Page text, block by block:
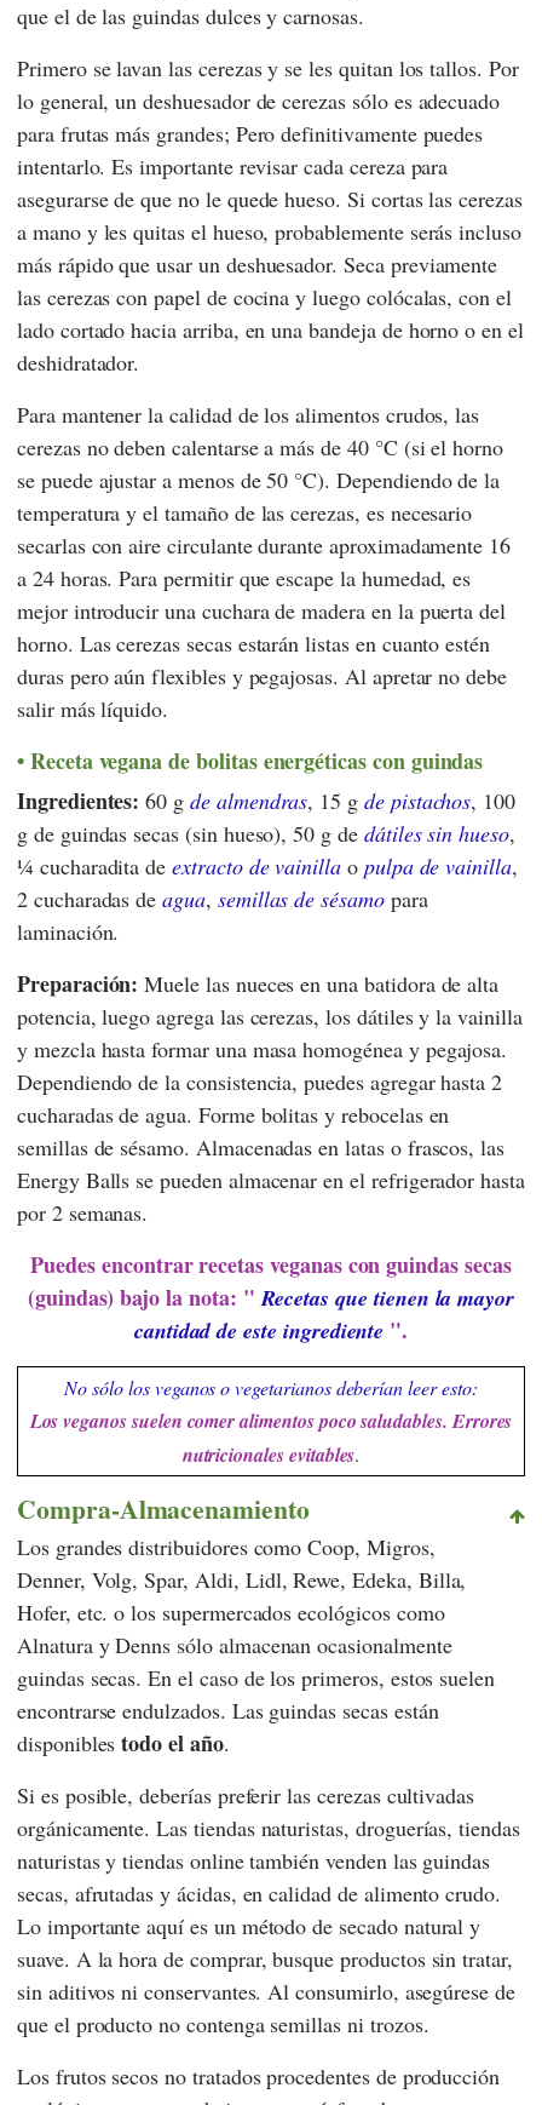
que el de las guindas dulces y carnosas.
Primero se lavan las cerezas y se les quitan los tallos. Por
lo general, un deshuesador de cerezas sólo es adecuado
para frutas más grandes; Pero definitivamente puedes
intentarlo. Es importante revisar cada cereza para
asegurarse de que no le quede hueso. Si cortas las cerezas
a mano y les quitas el hueso, probablemente serás incluso
más rápido que usar un deshuesador. Seca previamente
las cerezas con papel de cocina y luego colócalas, con el
lado cortado hacia arriba, en una bandeja de horno o en el
deshidratador.
Para mantener la calidad de los alimentos crudos, las
cerezas no deben calentarse a más de 40 °C (si el horno
se puede ajustar a menos de 50 °C). Dependiendo de la
temperatura y el tamaño de las cerezas, es necesario
secarlas con aire circulante durante aproximadamente 16
a 24 horas. Para permitir que escape la humedad, es
mejor introducir una cuchara de madera en la puerta del
horno. Las cerezas secas estarán listas en cuanto estén
duras pero aún flexibles y pegajosas. Al apretar no debe
salir más líquido.
Receta vegana de bolitas energéticas con guindas
Ingredientes: 60 g de almendras, 15 g de pistachos, 100
g de guindas secas (sin hueso), 50 g de dátiles sin hueso,
1⁄4 cucharadita deextracto de vainilla o pulpa de vainilla,
2 cucharadas deagua, semillas de sésamopara
laminación.
Preparación: Muele las nueces en una batidora de alta
potencia, luego agrega las cerezas, los dátiles y la vainilla
y mezcla hasta formar una masa homogénea y pegajosa.
Dependiendo de la consistencia, puedes agregar hasta 2
cucharadas de agua. Forme bolitas y rebocelas en
semillas de sésamo. Almacenadas en latas o frascos, las
Energy Balls se pueden almacenar en el refrigerador hasta
por 2 semanas.
Puedes encontrar recetas veganas con guindas secas
(guindas) bajo la nota: "Recetas que tienen la mayor
cantidad de este ingrediente ".
No sólo los veganos o vegetarianos deberían leer esto:
Los veganos suelen comer alimentos poco saludables. Errores
nutricionales evitables.
Compra-Almacenamiento
Los grandes distribuidores comoCoop, Migros,
Denner, Volg,Spar, Aldi, Lidl,Rewe,Edeka, Billa,
Hofer, etc. o los supermercados ecológicos como
AlnaturayDenns sólo almacenan ocasionalmente
guindas secas. En el caso de los primeros, estos suelen
encontrarse endulzados. Las guindas secas están
disponiblestodo el año.
Si es posible, deberías preferir las cerezas cultivadas
orgánicamente. Las tiendas naturistas, droguerías, tiendas
naturistas y tiendas online también venden las guindas
secas, afrutadas y ácidas, en calidad de alimento crudo.
Lo importante aquí es un método de secado natural y
suave. A la hora de comprar, busque productos sin tratar,
sin aditivos ni conservantes. Al consumirlo, asegúrese de
que el producto no contenga semillas ni trozos.
Los frutos secos no tratados procedentes de producción